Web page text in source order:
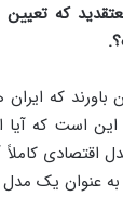
که تعیین
.
باورند که
است که آیا
کاملاً
به عنوان یک